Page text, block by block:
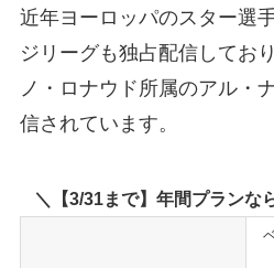
近年ヨーロッパのスター選
ジリーグも独占配信してお
ノ・ロナウド所属のアル・
信されています。
＼【3/31まで】年間プランな